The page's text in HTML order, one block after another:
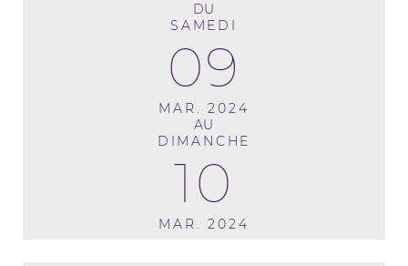
DU
SAMEDI
09
MAR. 2024
AU
DIMANCHE
10
MAR. 2024